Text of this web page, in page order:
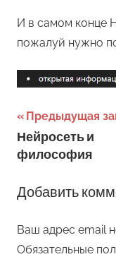
И в самом конце
пожалуй нужно
по
Предыдущая
Нейросеть и
философия
Добавить
Ваш адрес email
Обязательные